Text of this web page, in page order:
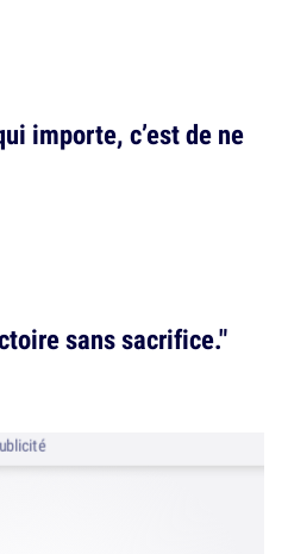
importe, c’est de ne
sans sacrifice."